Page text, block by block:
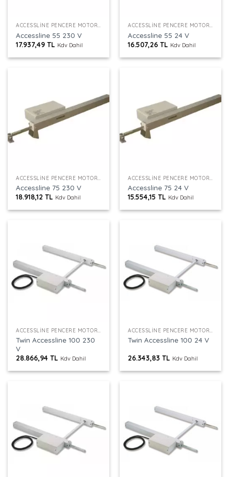
ACCESSLINE PENCERE MOTORU
Accessline 55 230 V
17.937,49TL Kdv Dahil
ACCESSLINE PENCERE MOTORU
Accessline 55 24 V
16.507,26TL Kdv Dahil
Accessline 75 230 V
18.918,12TL Kdv Dahil
Accessline 75 24 V
15.554,15TL Kdv Dahil
ACCESSLINE PENCERE MOTORU
Twin Accessline 100 230
V
28.866,94TL Kdv Dahil
ACCESSLINE PENCERE MOTORU
Twin Accessline 100 24 V
26.343,83TL Kdv Dahil